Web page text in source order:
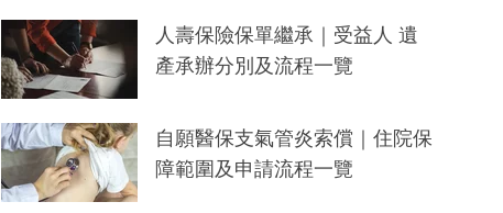
人壽保險保單繼承｜受益人 遺
產承辦分別及流程一覽
自願醫保支氣管炎索償｜住院保
障範圍及申請流程一覽